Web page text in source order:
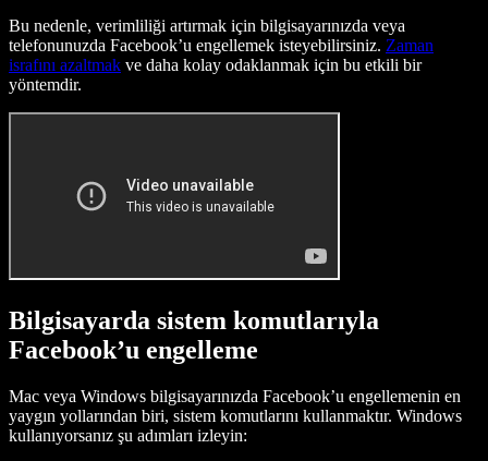
Bu nedenle, verimliliği artırmak için bilgisayarınızda veya
telefonunuzda Facebook’u engellemek isteyebilirsiniz. Zaman
israfını azaltmak ve daha kolay odaklanmak için bu etkili bir
yöntemdir.
Bilgisayarda sistem komutlarıyla
Facebook’u engelleme
Mac veya Windows bilgisayarınızda Facebook’u engellemenin en
yaygın yollarından biri, sistem komutlarını kullanmaktır. Windows
kullanıyorsanız şu adımları izleyin: